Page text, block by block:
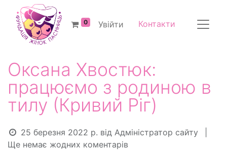
0 Увійти Контакти
Оксана Хвостюк:
працюємо з родиною в
тилу (Кривий Ріг)
25 березня 2022 р. від Адміністратор сайту
Ще немає жодних коментарів